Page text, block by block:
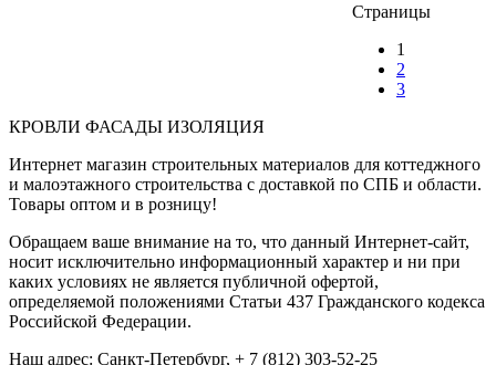
Страницы
1
2
3
КРОВЛИ ФАСАДЫ ИЗОЛЯЦИЯ
Интернет магазин строительных материалов для коттеджного
и малоэтажного строительства с доставкой по СПБ и области.
Товары оптом и в розницу!
Обращаем ваше внимание на то, что данный Интернет-сайт,
носит исключительно информационный характер и ни при
каких условиях не является публичной офертой,
определяемой положениями Статьи 437 Гражданского кодекса
Российской Федерации.
Наш адрес: Санкт-Петербург, + 7 (812) 303-52-25